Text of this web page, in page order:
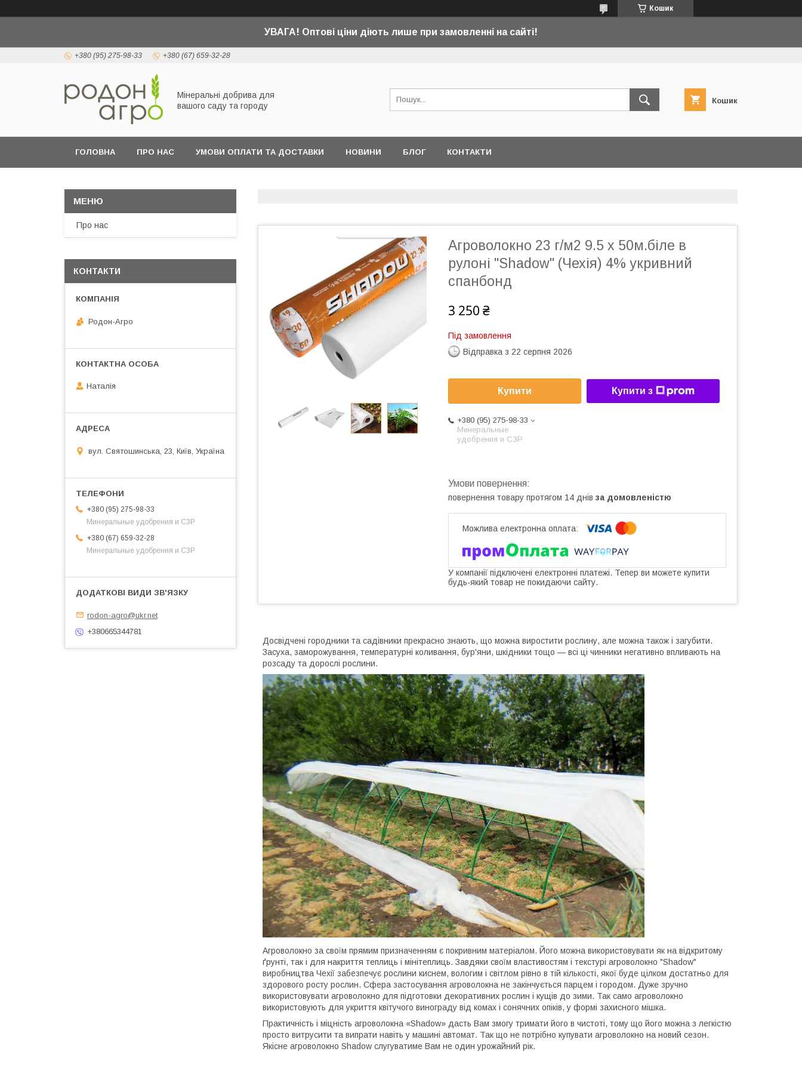
Кошик
УВАГА! Оптові ціни діють лише при замовленні на сайті!
+380 (95) 275-98-33 +380 (67) 659-32-28
Мінеральні добрива для
вашого саду та городу
Кошик
ГОЛОВНА ПРО НАС УМОВИ ОПЛАТИ ТА ДОСТАВКИ НОВИНИ БЛОГ КОНТАКТИ
Агроволокно 23 г/м2 9.5 х 50м.біле в
рулоні "Shadow" (Чехія) 4% укривний
спанбонд
3 250 ₴
Під замовлення
Відправка з 22 серпня 2026
Купити Купити з
+380 (95) 275-98-33
Минеральные
удобрения и СЗР
повернення товару протягом 14 днів за домовленістю
У компанії підключені електронні платежі. Тепер ви можете купити
будь-який товар не покидаючи сайту.
Досвідчені городники та садівники прекрасно знають, що можна виростити рослину, але можна також і загубити.
Засуха, заморожування, температурні коливання, бур'яни, шкідники тощо — всі ці чинники негативно впливають на
розсаду та дорослі рослини.
Агроволокно за своїм прямим призначенням є покривним матеріалом. Його можна використовувати як на відкритому
ґрунті, так і для накриття теплиць і мінітеплиць. Завдяки своїм властивостям і текстурі агроволокно "Shadow"
виробництва Чехії забезпечує рослини киснем, вологим і світлом рівно в тій кількості, якої буде цілком достатньо для
здорового росту рослин. Сфера застосування агроволокна не закінчується парцем і городом. Дуже зручно
використовувати агроволокно для підготовки декоративних рослин і кущів до зими. Так само агроволокно
використовують для укриття квітучого винограду від комах і сонячних опіків, у формі захисного мішка.
Практичність і міцність агроволокна «Shadow» дасть Вам змогу тримати його в чистоті, тому що його можна з легкістю
просто витрусити та випрати навіть у машині автомат. Так що не потрібно купувати агроволокно на новий сезон.
Якісне агроволокно Shadow слугуватиме Вам не один урожайний рік.
Про нас
КОНТАКТИ
Родон-Агро
Наталія
вул. Святошинська, 23, Київ, Україна
+380 (95) 275-98-33
Минеральные удобрения и СЗР
+380 (67) 659-32-28
Минеральные удобрения и СЗР
rodon-agro@ukr.net
+380665344781